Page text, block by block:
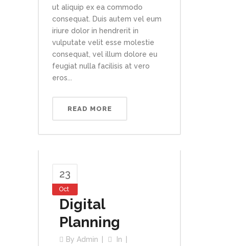
ut aliquip ex ea commodo
consequat. Duis autem vel eum
iriure dolor in hendrerit in
vulputate velit esse molestie
consequat, vel illum dolore eu
feugiat nulla facilisis at vero
eros...
READ MORE
23
Oct
Digital
Planning
By Admin
In